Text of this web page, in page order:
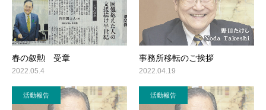
春の叙勲 受章
2022.05.4
事務所移転のご挨拶
2022.04.19
活動報告 活動報告